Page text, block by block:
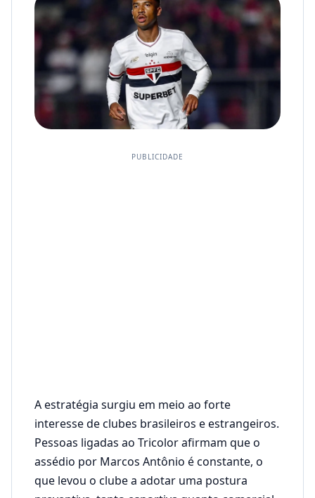
PUBLICIDADE
A estratégia surgiu em meio ao forte
interesse de clubes brasileiros e estrangeiros.
Pessoas ligadas ao Tricolor afirmam que o
assédio por Marcos Antônio é constante, o
que levou o clube a adotar uma postura